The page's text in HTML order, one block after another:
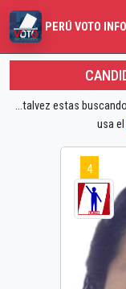
PERÚ VOTO
...talvez estas
usa el
4